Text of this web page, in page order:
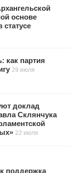
основе
статусе
как партия
29 июля
доклад
Склянчука
22 июля
поддержка